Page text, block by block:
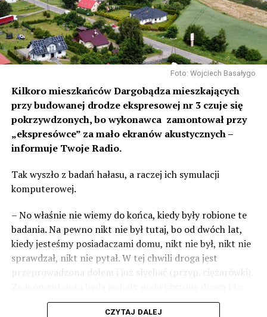
Foto: Wojciech Basałygo
Kilkoro mieszkańców Dargobądza mieszkających
przy budowanej drodze ekspresowej nr 3 czuje się
pokrzywdzonych, bo wykonawca zamontował przy
„ekspresówce” za mało ekranów akustycznych –
informuje Twoje Radio.
Tak wyszło z badań hałasu, a raczej ich symulacji
komputerowej.
– No właśnie nie wiemy do końca, kiedy były robione te
badania. Na pewno nikt nie był tutaj, bo od dwóch lat,
kiedy jesteśmy posiadaczami domu, nikt nie był, nikt nie
sprawdzał, nikt nie pytał. W tej chwili droga jest
przeprowadzona dołem i już słychać (przyp. ciężarówki).
będzie czteropasmowa droga – mówi Sylwia Rudak,
CZYTAJ DALEJ